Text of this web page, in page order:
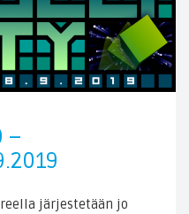
–
järjestetään jo